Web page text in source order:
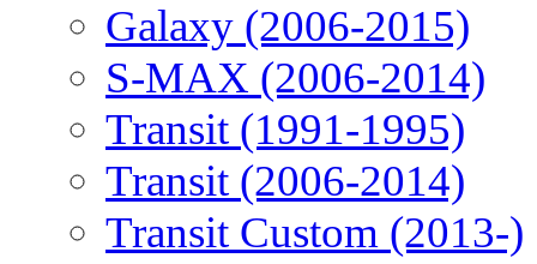
Galaxy (2006-2015)
S-MAX (2006-2014)
Transit (1991-1995)
Transit (2006-2014)
Transit Custom (2013-)